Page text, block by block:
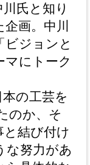
氏と知り
画。中川
ビジョンと
マにトーク
の工芸を
のか、そ
と結び付け
な努力があ